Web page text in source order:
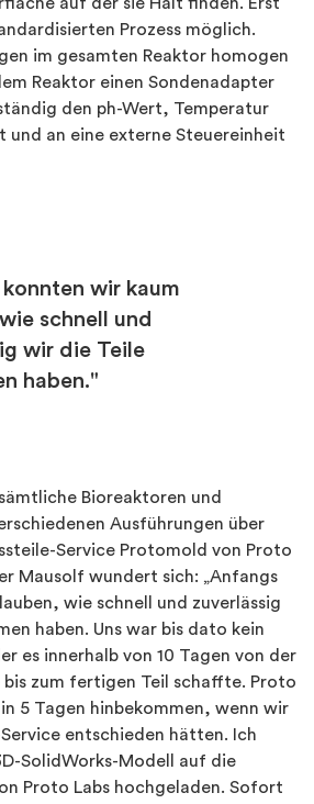
Prozess möglich.
im gesamten Reaktor homogen
Reaktor einen Sondenadapter
den ph-Wert, Temperatur
und an eine externe Steuereinheit
wir kaum
schnell und
wir die Teile
haben."
Bioreaktoren und
Ausführungen über
Service Protomold von Proto
Mausolf wundert sich: „Anfangs
wie schnell und zuverlässig
haben. Uns war bis dato kein
es innerhalb von 10 Tagen von der
bis zum fertigen Teil schaffte. Proto
5 Tagen hinbekommen, wenn wir
entschieden hätten. Ich
SolidWorks-Modell auf die
Proto Labs hochgeladen. Sofort